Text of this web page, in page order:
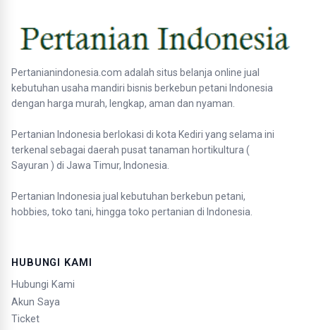
Pertanianindonesia.com adalah situs belanja online jual
kebutuhan usaha mandiri bisnis berkebun petani Indonesia
dengan harga murah, lengkap, aman dan nyaman.
Pertanian Indonesia berlokasi di kota Kediri yang selama ini
terkenal sebagai daerah pusat tanaman hortikultura (
Sayuran ) di Jawa Timur, Indonesia.
Pertanian Indonesia jual kebutuhan berkebun petani,
hobbies, toko tani, hingga toko pertanian di Indonesia.
HUBUNGI KAMI
Hubungi Kami
Akun Saya
Ticket